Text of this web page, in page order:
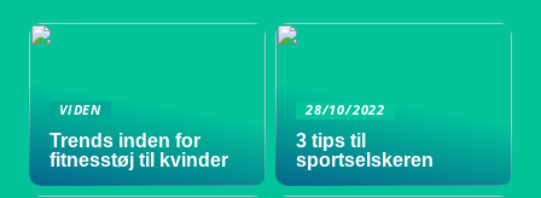
VIDEN
Trends inden for
fitnesstøj til kvinder
28/10/2022
3 tips til
sportselskeren